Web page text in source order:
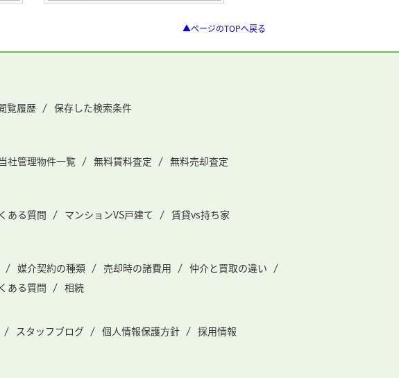
▲ページのTOPへ戻る
覧履歴 保存した検索条件
当社管理物件一覧 無料賃料査定 無料売却査定
ある質問 マンションVS戸建て 賃貸vs持ち家
媒介契約の種類 売却時の諸費用
仲介と買取の違い
ある質問 相続
スタッフブログ 個人情報保護方針 採用情報